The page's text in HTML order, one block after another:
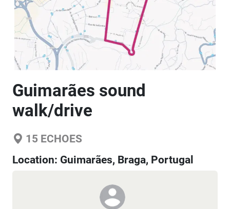
Guimarães sound
walk/drive
15 ECHOES
Location: Guimarães, Braga, Portugal